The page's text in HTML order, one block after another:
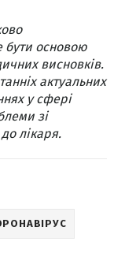
бути основою
висновків.
актуальних
у сфері
зі
лікаря.